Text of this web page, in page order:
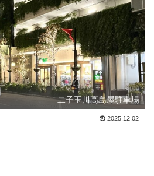
二子玉川高島屋駐車場
2025.12.02